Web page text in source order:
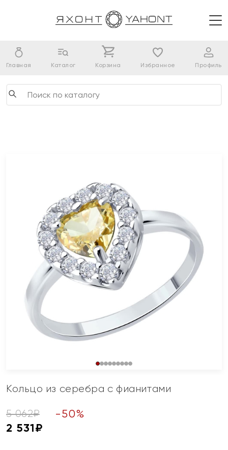
Главная Каталог Корзина Избранное Профиль
Кольцо из серебра с фианитами
5 062₽ -50%
2 531₽